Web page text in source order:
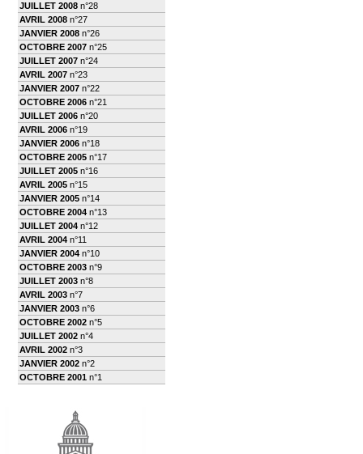
JUILLET 2008 n°28
AVRIL 2008 n°27
JANVIER 2008 n°26
OCTOBRE 2007 n°25
JUILLET 2007 n°24
AVRIL 2007 n°23
JANVIER 2007 n°22
OCTOBRE 2006 n°21
JUILLET 2006 n°20
AVRIL 2006 n°19
JANVIER 2006 n°18
OCTOBRE 2005 n°17
JUILLET 2005 n°16
AVRIL 2005 n°15
JANVIER 2005 n°14
OCTOBRE 2004 n°13
JUILLET 2004 n°12
AVRIL 2004 n°11
JANVIER 2004 n°10
OCTOBRE 2003 n°9
JUILLET 2003 n°8
AVRIL 2003 n°7
JANVIER 2003 n°6
OCTOBRE 2002 n°5
JUILLET 2002 n°4
AVRIL 2002 n°3
JANVIER 2002 n°2
OCTOBRE 2001 n°1